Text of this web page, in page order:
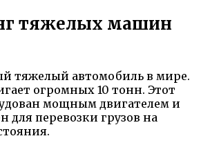
тяжелых машин
тяжелый автомобиль в мире.
огромных 10 тонн. Этот
мощным двигателем и
для перевозки грузов на